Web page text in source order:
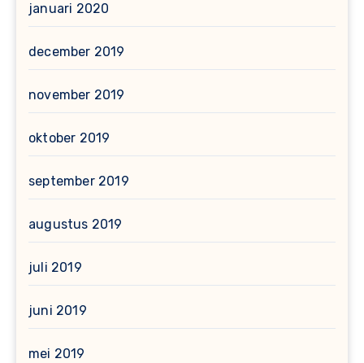
januari 2020
december 2019
november 2019
oktober 2019
september 2019
augustus 2019
juli 2019
juni 2019
mei 2019